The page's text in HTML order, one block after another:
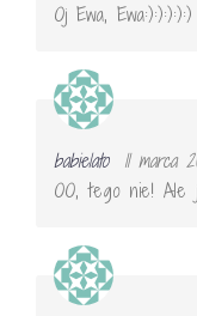
Oj Ewa, Ewa:):):):):)
babielato
11 marca
OO, tego nie! Ale